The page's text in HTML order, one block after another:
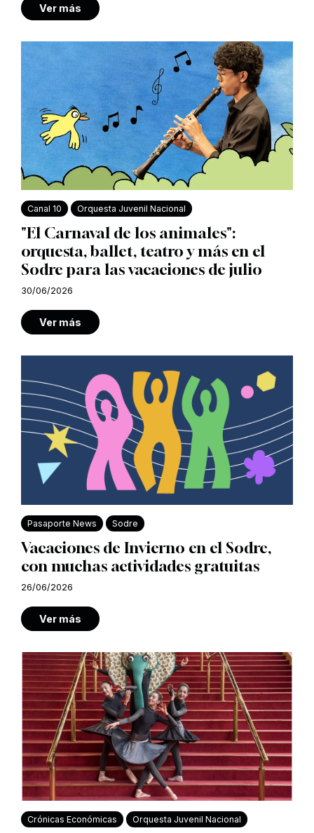
Ver más
Canal 10 Orquesta Juvenil Nacional
"El Carnaval de los animales":
orquesta, ballet, teatro y más en el
Sodre para las vacaciones de julio
30/06/2026
Ver más
Pasaporte News Sodre
Vacaciones de Invierno en el Sodre,
con muchas actividades gratuitas
26/06/2026
Ver más
Crónicas Económicas Orquesta Juvenil Nacional